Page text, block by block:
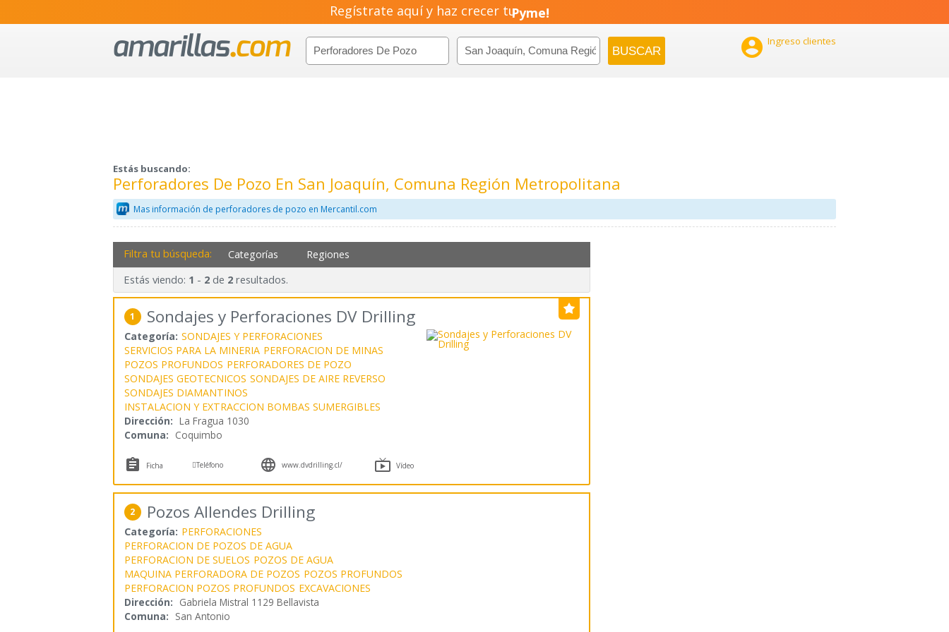
Regístrate aquí y haz crecer tuNegocio!
Pyme!
Emprendimiento!
 Ingreso clientes
Estás buscando:
Perforadores De Pozo En San Joaquín, Comuna Región Metropolitana
Mas información de perforadores de pozo en Mercantil.com
Filtra tu búsqueda: Categorías Regiones
Estás viendo: 1 - 2de 2resultados.
1 Sondajes y Perforaciones DV Drilling
Categoría: SONDAJES Y PERFORACIONES
SERVICIOS PARA LA MINERIA PERFORACION DE MINAS
POZOS PROFUNDOS PERFORADORES DE POZO
SONDAJES GEOTECNICOS SONDAJES DE AIRE REVERSO
SONDAJES DIAMANTINOS
INSTALACION Y EXTRACCION BOMBAS SUMERGIBLES
Dirección: La Fragua 1030
Comuna: Coquimbo
 Ficha Teléfono  www.dvdrilling.cl/  Vídeo
2 Pozos Allendes Drilling
Categoría: PERFORACIONES
PERFORACION DE POZOS DE AGUA
PERFORACION DE SUELOS POZOS DE AGUA
MAQUINA PERFORADORA DE POZOS POZOS PROFUNDOS
PERFORACION POZOS PROFUNDOS EXCAVACIONES
Dirección: Gabriela Mistral 1129 Bellavista
Comuna: San Antonio